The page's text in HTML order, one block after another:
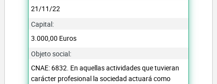
21/11/22
Capital:
3.000,00 Euros
Objeto social:
CNAE: 6832. En aquellas actividades que tuvieran
carácter profesional la sociedad actuará como